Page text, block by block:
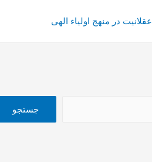
عقلانیت در منهج اولیاء الهی
جستجو